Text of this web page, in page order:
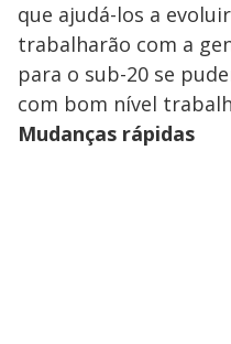
que ajudá-los a
trabalharão com a
para o sub-20 se
com bom nível
Mudanças rápidas